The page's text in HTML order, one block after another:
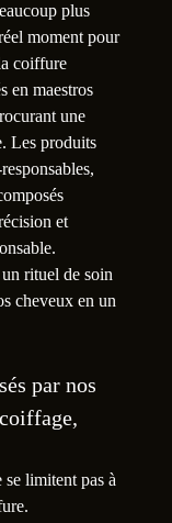
plus
moment pour
coiffure
en maestros
une
Les produits
et
rituel de soin
cheveux en un
par nos
limitent pas à